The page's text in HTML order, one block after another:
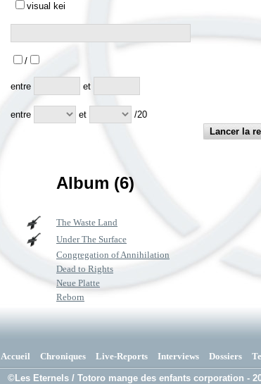
visual kei
/
entre et
entre et /20
Album (6)
The Waste Land
Under The Surface
Congregation of Annihilation
Dead to Rights
Neue Platte
Reborn
Accueil Chroniques Live-Reports Interviews Dossiers
©Les Eternels / Totoro mange des enfants corporation -